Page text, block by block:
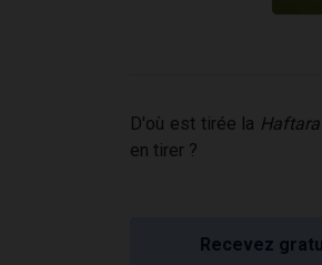
D'où est tirée la Haftara
en tirer ?
Recevez